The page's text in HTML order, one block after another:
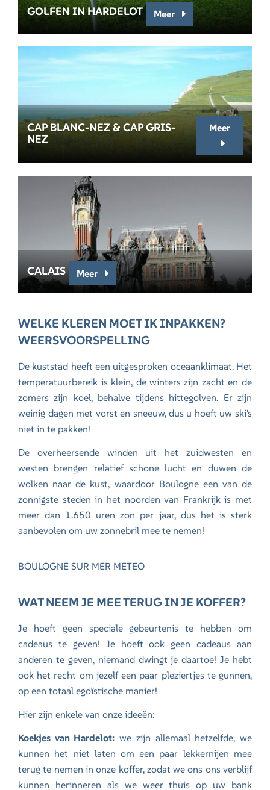
GOLFEN IN HARDELOT Meer
CAP BLANC-NEZ & CAP GRIS-
NEZ
Meer
CALAIS Meer
WELKE KLEREN MOET IK INPAKKEN?
WEERSVOORSPELLING
De kuststad heeft een uitgesproken oceaanklimaat. Het
temperatuurbereik is klein, de winters zijn zacht en de
zomers zijn koel, behalve tijdens hittegolven. Er zijn
weinig dagen met vorst en sneeuw, dus u hoeft uw ski's
niet in te pakken!
De overheersende winden uit het zuidwesten en
westen brengen relatief schone lucht en duwen de
wolken naar de kust, waardoor Boulogne een van de
zonnigste steden in het noorden van Frankrijk is met
meer dan 1.650 uren zon per jaar, dus het is sterk
aanbevolen om uw zonnebril mee te nemen!
BOULOGNE SUR MER METEO
WAT NEEM JE MEE TERUG IN JE KOFFER?
Je hoeft geen speciale gebeurtenis te hebben om
cadeaus te geven! Je hoeft ook geen cadeaus aan
anderen te geven, niemand dwingt je daartoe! Je hebt
ook het recht om jezelf een paar pleziertjes te gunnen,
op een totaal egoïstische manier!
Hier zijn enkele van onze ideeën:
Koekjes van Hardelot: we zijn allemaal hetzelfde, we
kunnen het niet laten om een paar lekkernijen mee
terug te nemen in onze koffer, zodat we ons ons verblijf
kunnen herinneren als we weer thuis op uw bank